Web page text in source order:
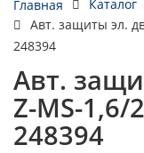
Главная Каталог
Авт. защиты эл.
248394
Авт.
Z-MS-1,6/
248394